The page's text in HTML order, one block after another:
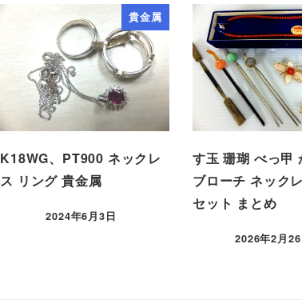
貴金属
K18WG、PT900 ネックレ
ス リング 貴金属
2024年6月3日
す玉 珊瑚 べっ甲
ブローチ ネック
セット まとめ
2026年2月